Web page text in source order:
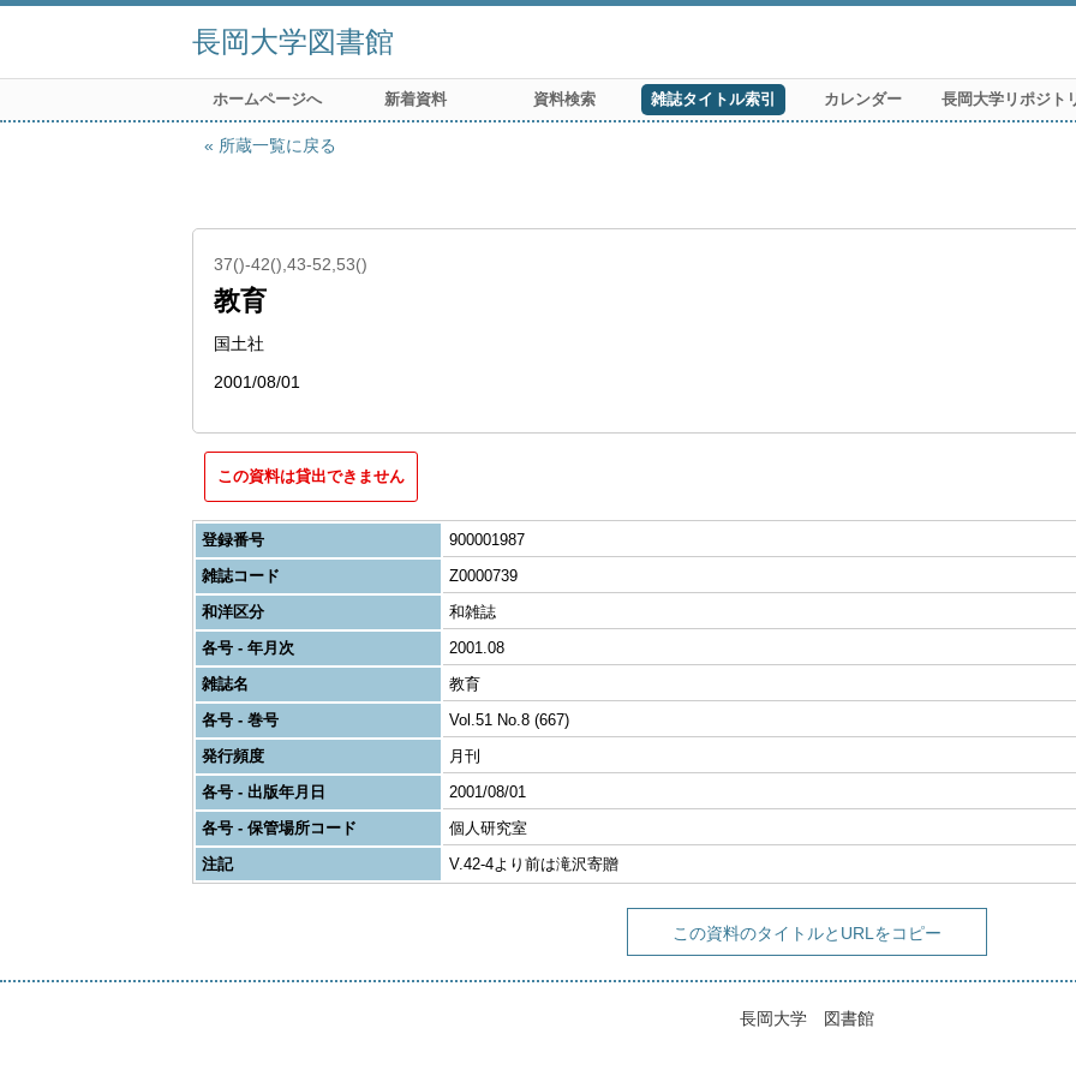
長岡大学図書館
ホームページへ 新着資料 資料検索 雑誌タイトル索引 カレンダー 長岡大学リポジト
所蔵一覧に戻る
37()-42(),43-52,53()
教育
国土社
2001/08/01
この資料は貸出できません
登録番号
900001987
雑誌コード
Z0000739
和洋区分
和雑誌
各号 - 年月次
2001.08
雑誌名
教育
各号 - 巻号
Vol.51 No.8 (667)
発行頻度
月刊
各号 - 出版年月日
2001/08/01
各号 - 保管場所コード
個人研究室
注記
V.42-4より前は滝沢寄贈
この資料のタイトルとURLをコピー
長岡大学 図書館